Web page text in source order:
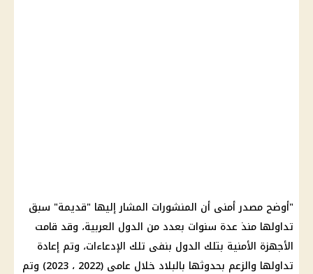
"أوضح مصدر أمنى أن المنشورات المشار إليها "قديمة" سبق
تداولها منذ عدة سنوات بعدد من الدول العربية، وقد قامت
الأجهزة الأمنية بتلك الدول بنفى تلك الإدعاءات، وتم إعادة
تداولها والزعم بحدوثها بالبلاد خلال عامى (2022 ، 2023) وتم